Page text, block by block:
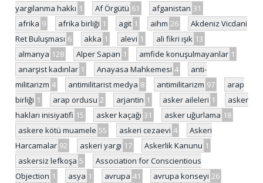
yargılanma hakkı 1 Af Örgütü 61 afganistan 31
afrika 9 afrika birliği 1 agit 1 aihm 26
Akdeniz Vicdani
Ret Buluşması 6 akka 1 alevi 1 ali fikri ışık 13
almanya 128 Alper Sapan 1 amfide konuşulmayanlar 1
anarşist kadınlar 1 Anayasa Mahkemesi 4
anti-
militarizm 4 antimilitarist medya 8 antimilitarizm 97
arap
birliği 1 arap ordusu 2 arjantin 1 asker aileleri 1
asker
hakları inisiyatifi 15 asker kaçağı 31 asker uğurlama 18
askere kötü muamele 55 askeri cezaevi 4
Askeri
Harcamalar 92 askeri yargı 17 Askerlik Kanunu 1
askersiz lefkoşa 5
Association for Conscientious
Objection 1 asya 1 avrupa 41 avrupa konseyi 26